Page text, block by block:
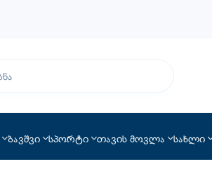
ბავშვი სპორტი თავის მოვლა სახლი